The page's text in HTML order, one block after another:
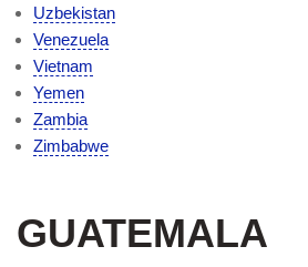
Uzbekistan
Venezuela
Vietnam
Yemen
Zambia
Zimbabwe
GUATEMALA